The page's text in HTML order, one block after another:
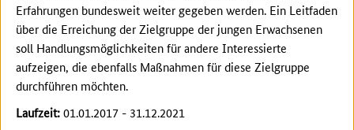
Erfahrungen bundesweit weiter gegeben werden. Ein Leitfaden
über die Erreichung der Zielgruppe der jungen Erwachsenen
soll Handlungsmöglichkeiten für andere Interessierte
aufzeigen, die ebenfalls Maßnahmen für diese Zielgruppe
durchführen möchten.
Laufzeit:01.01.2017 - 31.12.2021